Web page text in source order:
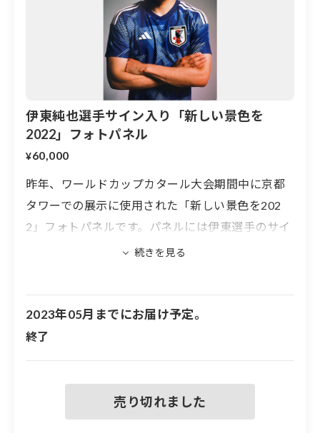
伊東純也選手サイン入り「新しい景色を
2022」フォトパネル
¥60,000
昨年、ワールドカップカタール大会期間中に京都
タワーでの展示に使用された「新しい景色を202
2」フォトパネルです。パネルには伊東選手のサイ
※実際に展示したフォトパネルのため、汚れや傷
などがある場合があります
2023年05月までにお届け予定。
終了